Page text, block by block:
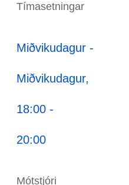
Tímasetningar
Miðvikudagur -
Miðvikudagur,
18:00 -
20:00
Mótstjóri